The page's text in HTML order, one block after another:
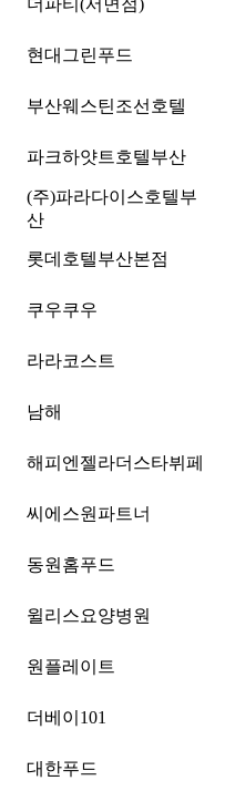
현대그린푸드
부산웨스틴조선호텔
파크하얏트호텔부산
(주)파라다이스호텔부
산
롯데호텔부산본점
쿠우쿠우
라라코스트
남해
해피엔젤라더스타뷔페
씨에스원파트너
동원홈푸드
윌리스요양병원
원플레이트
더베이101
대한푸드